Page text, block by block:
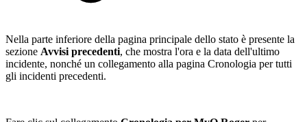
Nella parte inferiore della pagina principale dello stato è presente la
sezione Avvisi precedenti, che mostra l'ora e la data dell'ultimo
incidente, nonché un collegamento alla pagina Cronologia per tutti
gli incidenti precedenti.